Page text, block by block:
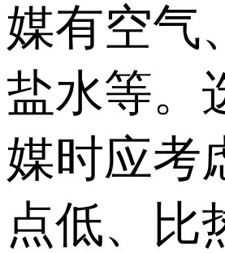
媒有空气
盐水等。
媒时应考
点低、比